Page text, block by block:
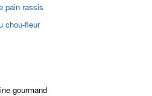
pain rassis
chou-fleur
gourmand